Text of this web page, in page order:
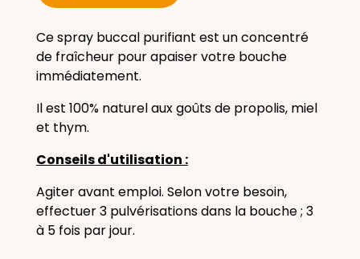
Ce spray buccal purifiant est un concentré
de fraîcheur pour apaiser votre bouche
immédiatement.
Il est 100% naturel aux goûts de propolis, miel
et thym.
Conseils d'utilisation :
Agiter avant emploi. Selon votre besoin,
effectuer 3 pulvérisations dans la bouche ; 3
à 5 fois par jour.